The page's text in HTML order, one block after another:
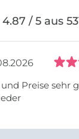
/ 5 aus
Preise sehr